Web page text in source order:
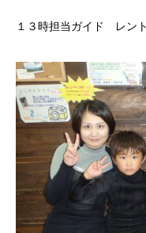
１３時担当ガイド レント